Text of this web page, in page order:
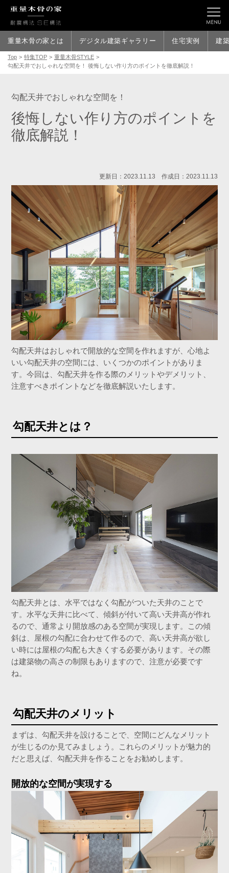
重量木骨の家とは デジタル建築ギャラリー 住宅実例 建
Top > 特集TOP > 重量木骨STYLE >
勾配天井でおしゃれな空間を！ 後悔しない作り方のポイントを徹底解説！
勾配天井でおしゃれな空間を！
後悔しない作り方のポイントを
徹底解説！
更新日：2023.11.13 作成日：2023.11.13
勾配天井はおしゃれで開放的な空間を作れますが、心地よ
いい勾配天井の空間には、いくつかのポイントがありま
す。今回は、勾配天井を作る際のメリットやデメリット、
注意すべきポイントなどを徹底解説いたします。
勾配天井とは？
勾配天井とは、水平ではなく勾配がついた天井のことで
す。水平な天井に比べて、傾斜が付いて高い天井高が作れ
るので、通常より開放感のある空間が実現します。この傾
斜は、屋根の勾配に合わせて作るので、高い天井高が欲し
い時には屋根の勾配も大きくする必要があります。その際
は建築物の高さの制限もありますので、注意が必要です
ね。
勾配天井のメリット
まずは、勾配天井を設けることで、空間にどんなメリット
が生じるのか見てみましょう。これらのメリットが魅力的
だと思えば、勾配天井を作ることをお勧めします。
開放的な空間が実現する